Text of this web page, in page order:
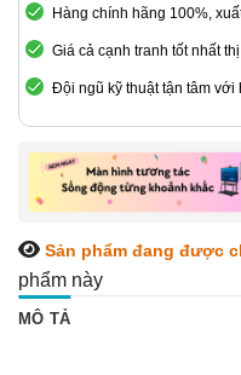
Hàng chính hãng 100%,
Giá cả cạnh tranh tốt nhất
Đội ngũ kỹ thuật tận tâm
Sản phẩm đang được
phẩm này
MÔ TẢ